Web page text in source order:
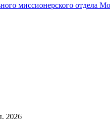
миссионерского отдела
2026